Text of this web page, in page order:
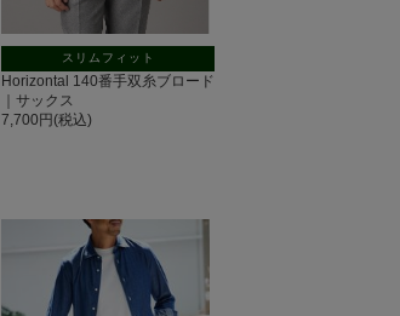
スリムフィット
Horizontal 140番手双糸ブロード
｜サックス
7,700円(税込)